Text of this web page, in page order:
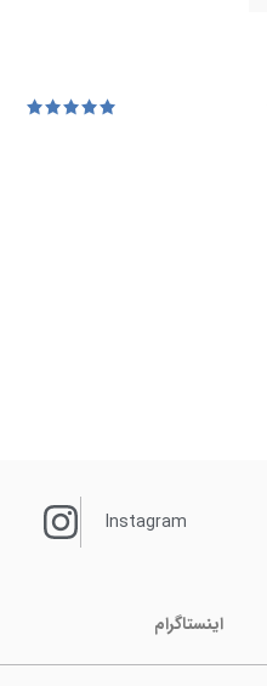
Instagram
اینستاگرام